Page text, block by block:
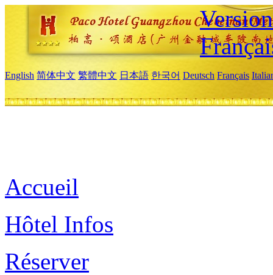
English 简体中文 繁體中文 日本語 한국어 Deutsch Français
Accueil
Hôtel Infos
Réserver